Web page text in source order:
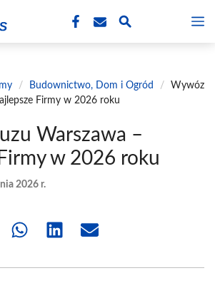
/ Budownictwo, Dom i Ogród /
Wywóz
Firmy w 2026 roku
Warszawa –
w 2026 roku
2026 r.
Share Share Share